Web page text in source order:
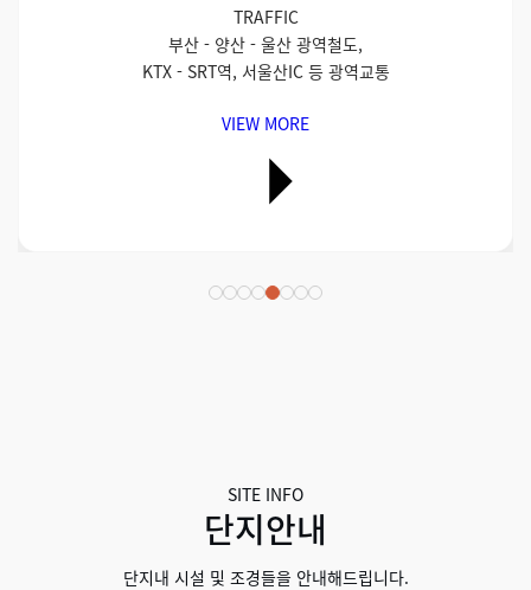
TRAFFIC
부산 - 양산 - 울산 광역철도,
KTX - SRT역, 서울산IC 등 광역교통
VIEW MORE
SITE INFO
단지안내
단지내 시설 및 조경들을 안내해드립니다.